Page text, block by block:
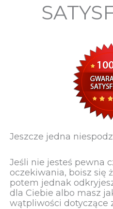
Jeszcze jedna
Jeśli nie jesteś pewna
oczekiwania, boisz się
potem jednak
dla Ciebie albo masz
wątpliwości dotyczące